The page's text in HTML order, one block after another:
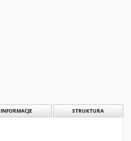
INFORMACJE STRUKTURA